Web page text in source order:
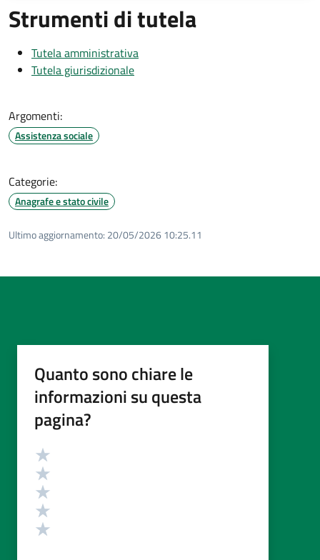
Strumenti di tutela
Tutela amministrativa
Tutela giurisdizionale
Argomenti:
Assistenza sociale
Categorie:
Anagrafe e stato civile
Ultimo aggiornamento: 20/05/2026 10:25.11
Quanto sono chiare le
informazioni su questa
pagina?
Valutazione